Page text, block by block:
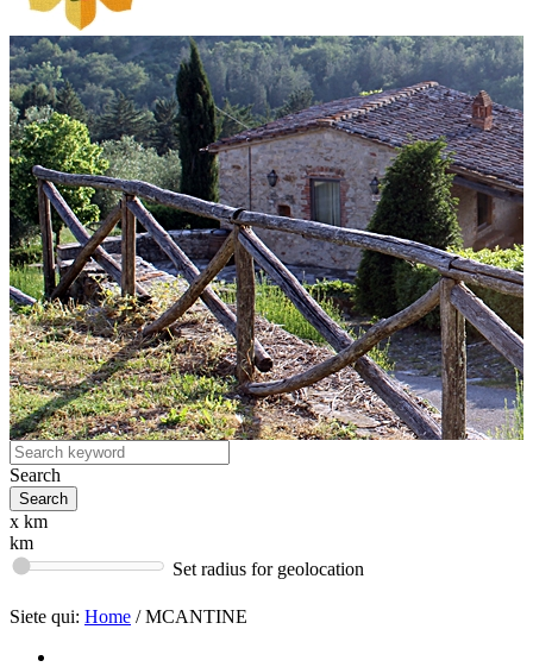
Search
x km
km
Set radius for geolocation
Siete qui: Home / MCANTINE